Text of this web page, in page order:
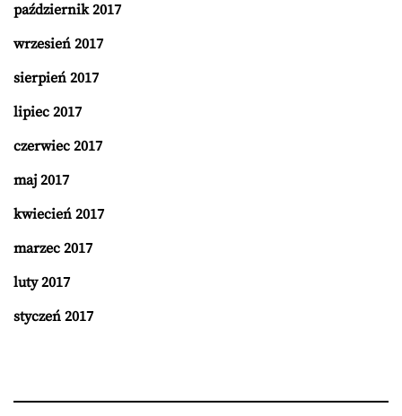
październik 2017
wrzesień 2017
sierpień 2017
lipiec 2017
czerwiec 2017
maj 2017
kwiecień 2017
marzec 2017
luty 2017
styczeń 2017